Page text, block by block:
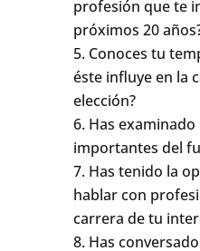
profesión que te
próximos 20
Conoces tu
éste influye en la
elección?
Has
importantes del
Has tenido la
hablar con
carrera de tu
Has